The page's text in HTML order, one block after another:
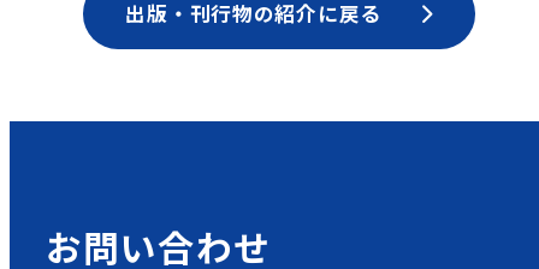
出版・刊行物の紹介に戻る
お問い合わせ